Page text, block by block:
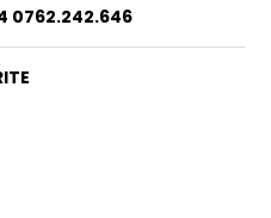
0762.242.646